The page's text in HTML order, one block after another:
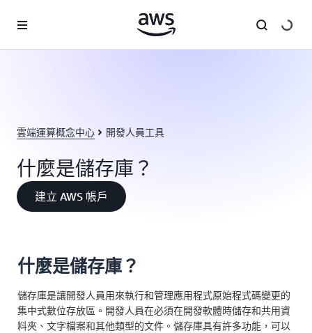
雲端運算概念中心 開發人員工具
什麼是儲存庫？
建立 AWS 帳戶
什麼是儲存庫？
儲存庫是讓開發人員用來執行和管理應用程式原始程式碼變更的
集中式數位存放區。開發人員在必須在開發軟體時儲存和共用資
料夾、文字檔案和其他類型的文件。儲存庫具有許多功能，可以